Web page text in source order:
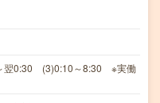
翌0:30 (3)0:10～8:30 ※実働